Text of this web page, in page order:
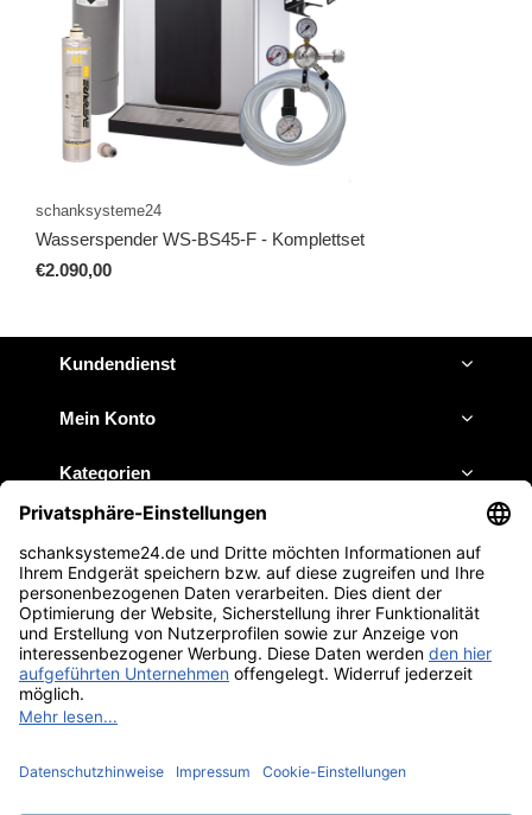
schanksysteme24
Wasserspender WS-BS45-F - Komplettset
€2.090,00
Kundendienst
Mein Konto
Kategorien
Impressum
JETZT ANRUFEN E-MAIL SCHREIBEN